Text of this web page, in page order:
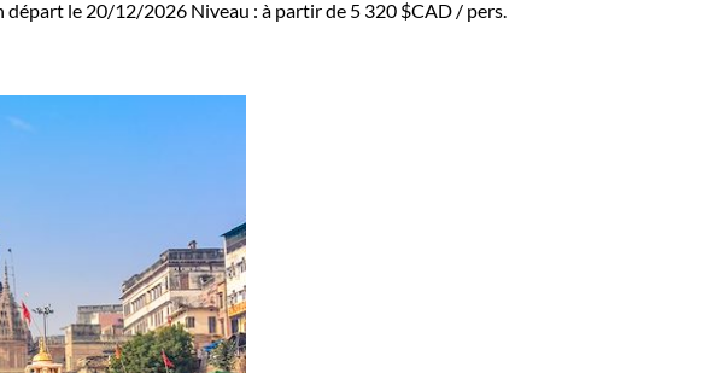
départ le 20/12/2026 Niveau : à partir de 5 320 $CAD / pers.